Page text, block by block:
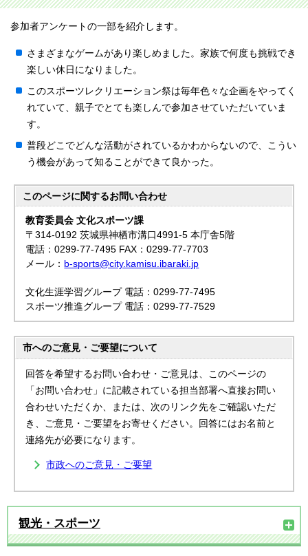
参加者アンケートの一部を紹介します。
さまざまなゲームがあり楽しめました。家族で何度も挑戦でき
楽しい休日になりました。
このスポーツレクリエーション祭は毎年色々な企画をやってく
れていて、親子でとても楽しんで参加させていただいていま
す。
普段どこでどんな活動がされているかわからないので、こうい
う機会があって知ることができて良かった。
このページに関するお問い合わせ
教育委員会 文化スポーツ課
〒314-0192 茨城県神栖市溝口4991-5 本庁舎5階
電話：0299-77-7495 FAX：0299-77-7703
メール： b-sports@city.kamisu.ibaraki.jp
文化生涯学習グループ 電話：0299-77-7495
スポーツ推進グループ 電話：0299-77-7529
市へのご意見・ご要望について
回答を希望するお問い合わせ・ご意見は、このページの
「お問い合わせ」に記載されている担当部署へ直接お問い
合わせいただくか、または、次のリンク先をご確認いただ
き、ご意見・ご要望をお寄せください。回答にはお名前と
連絡先が必要になります。
市政へのご意見・ご要望
観光・スポーツ